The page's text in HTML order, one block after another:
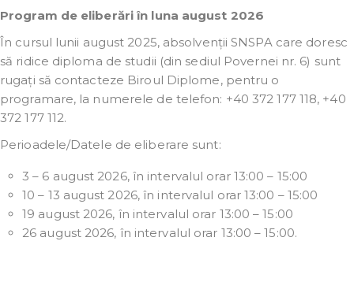
Program de eliberări în luna august 2026
În cursul lunii august 2025, absolvenții SNSPA care doresc
să ridice diploma de studii (din sediul Povernei nr. 6) sunt
rugați să contacteze Biroul Diplome, pentru o
programare, la numerele de telefon: +40 372 177 118, +40
372 177 112.
Perioadele/Datele de eliberare sunt:
3 – 6 august 2026, în intervalul orar 13:00 – 15:00
10 – 13 august 2026, în intervalul orar 13:00 – 15:00
19 august 2026, în intervalul orar 13:00 – 15:00
26 august 2026, în intervalul orar 13:00 – 15:00.